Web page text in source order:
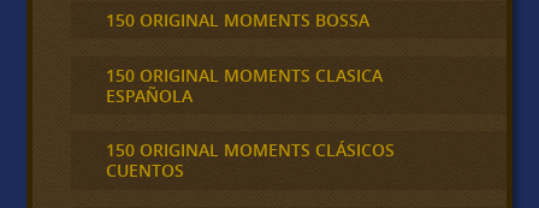
150 ORIGINAL MOMENTS BOSSA
150 ORIGINAL MOMENTS CLASICA
ESPAÑOLA
150 ORIGINAL MOMENTS CLÁSICOS
CUENTOS